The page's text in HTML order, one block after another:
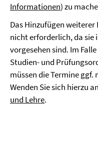
Informationen) zu
Das Hinzufügen
nicht erforderlich, da
vorgesehen sind. Im
Studien- und
müssen die Termine
Wenden Sie sich hierzu
und Lehre.